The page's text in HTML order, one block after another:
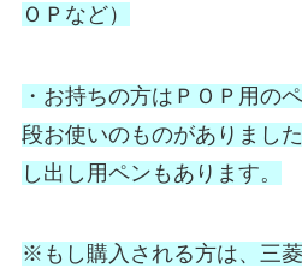
ＯＰなど）
・お持ちの方はＰＯＰ用の
段お使いのものがありまし
し出し用ペンもあります。
※もし購入される方は、 三